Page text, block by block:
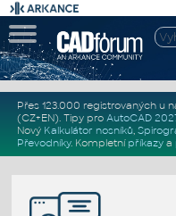
Přes 123.000 registrovaných u
(CZ+EN). Tipy pro AutoCAD
Nový Kalkulátor nosníků,
Převodníky. Kompletní příkazya